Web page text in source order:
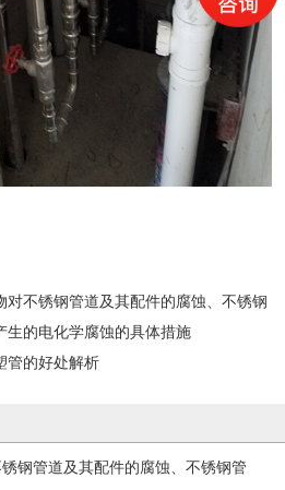
对不锈钢管道及其配件的腐蚀、不锈钢
生的电化学腐蚀的具体措施
管的好处解析
钢管道及其配件的腐蚀、不锈钢管